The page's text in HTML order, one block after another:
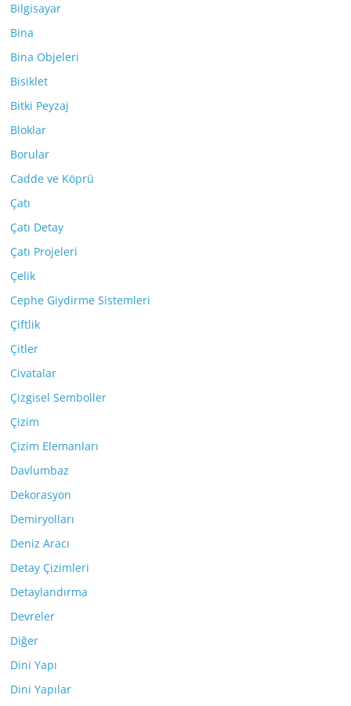
Bilgisayar
Bina
Bina Objeleri
Bisiklet
Bitki Peyzaj
Bloklar
Borular
Cadde ve Köprü
Çatı
Çatı Detay
Çatı Projeleri
Çelik
Cephe Giydirme Sistemleri
Çiftlik
Çitler
Civatalar
Çizgisel Semboller
Çizim
Çizim Elemanları
Davlumbaz
Dekorasyon
Demiryolları
Deniz Aracı
Detay Çizimleri
Detaylandırma
Devreler
Diğer
Dini Yapı
Dini Yapılar